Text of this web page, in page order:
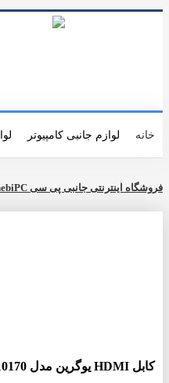
خانه لوازم جانبی کامپیوتر
فروشگاه اینترنتی جانبی پی سی JanebiPC
کابل HDMI یوگرین مدل 10170 HD101 طول 10 متر